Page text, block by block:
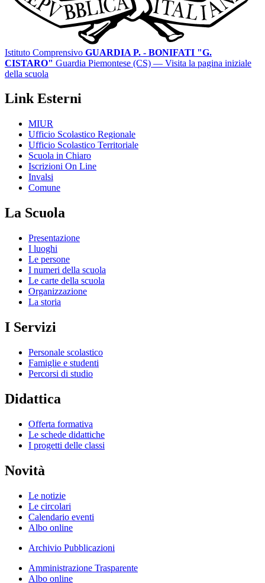
Istituto Comprensivo GUARDIA P. - BONIFATI "G.
CISTARO" Guardia Piemontese (CS) — Visita la pagina iniziale
della scuola
Link Esterni
MIUR
Ufficio Scolastico Regionale
Ufficio Scolastico Territoriale
Scuola in Chiaro
Iscrizioni On Line
Invalsi
Comune
La Scuola
Presentazione
I luoghi
Le persone
I numeri della scuola
Le carte della scuola
Organizzazione
La storia
I Servizi
Personale scolastico
Famiglie e studenti
Percorsi di studio
Didattica
Offerta formativa
Le schede didattiche
I progetti delle classi
Novità
Le notizie
Le circolari
Calendario eventi
Albo online
Archivio Pubblicazioni
Amministrazione Trasparente
Albo online